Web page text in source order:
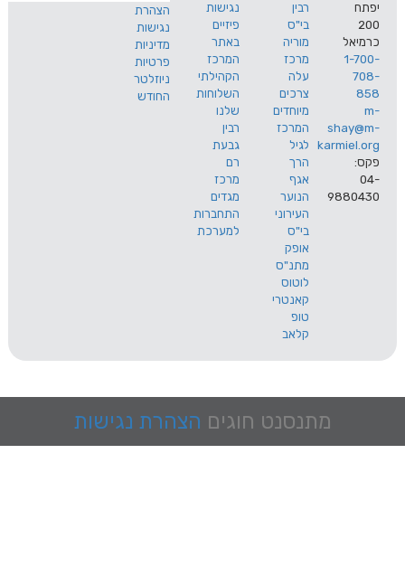
רבין
בי"ס
מוריה
מרכז
עלה
צרכים
מיוחדים
המרכז
לגיל
הרך
אגף
הנוער
נגישות
פיזיים
באתר
המרכז
הקהילתי
השלוחות
שלנו
רבין
גבעת
רם
מרכז
מגדים
התחברות
למערכת
הצהרת
נגישות
מדיניות
פרטיות
ניוזלטר
החודש
מתנסנט חוגים הצהרת נגישות